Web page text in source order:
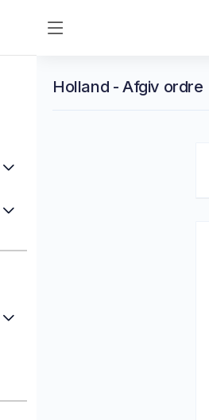
Holland - Afgiv ordre